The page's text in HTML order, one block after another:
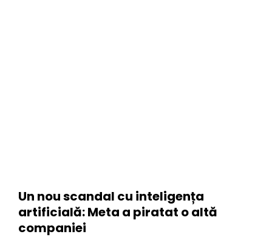
Un nou scandal cu inteligența
artificială: Meta a piratat o altă
companiei